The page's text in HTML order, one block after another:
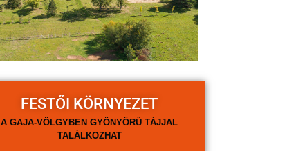
FESTŐI KÖRNYEZET
A GAJA-VÖLGYBEN GYÖNYÖRŰ TÁJJAL
TALÁLKOZHAT